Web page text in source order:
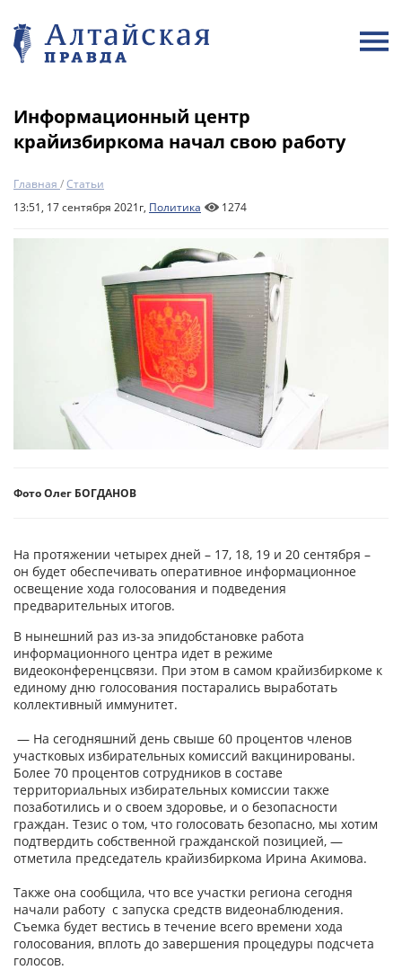
Информационный центр
крайизбиркома начал свою работу
Главная /Статьи
13:51, 17 сентября 2021г, Политика 1274
Фото Олег БОГДАНОВ
На протяжении четырех дней – 17, 18, 19 и 20 сентября –
он будет обеспечивать оперативное информационное
освещение хода голосования и подведения
предварительных итогов.
В нынешний раз из-за эпидобстановке работа
информационного центра идет в режиме
видеоконференцсвязи. При этом в самом крайизбиркоме к
единому дню голосования постарались выработать
коллективный иммунитет.
— На сегодняшний день свыше 60 процентов членов
участковых избирательных комиссий вакцинированы.
Более 70 процентов сотрудников в составе
территориальных избирательных комиссии также
позаботились и о своем здоровье, и о безопасности
граждан. Тезис о том, что голосовать безопасно, мы хотим
подтвердить собственной гражданской позицией, —
отметила председатель крайизбиркома Ирина Акимова.
Также она сообщила, что все участки региона сегодня
начали работу с запуска средств видеонаблюдения.
Съемка будет вестись в течение всего времени хода
голосования, вплоть до завершения процедуры подсчета
голосов.